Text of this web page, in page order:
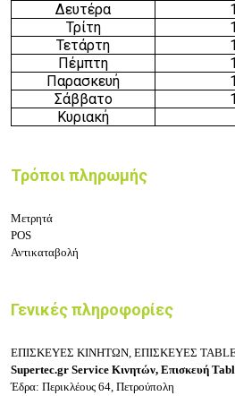
Δευτέρα
Τρίτη
Τετάρτη
Πέμπτη
Παρασκευή
Σάββατο
Κυριακή
Τρόποι πληρωμής
Μετρητά
POS
Αντικαταβολή
Γενικές πληροφορίες
ΕΠΙΣΚΕΥΕΣ ΚΙΝΗΤΩΝ, ΕΠΙΣΚΕΥΕΣ
Supertec.gr Service Κινητών, Επισκευή
Έδρα: Περικλέους 64, Πετρούπολη